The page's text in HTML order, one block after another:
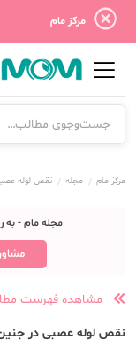
مرکز مام
مرکز مام مجله نقص لوله
مجله مام - به
مشاهده فهرست
نقص لوله عصبی در